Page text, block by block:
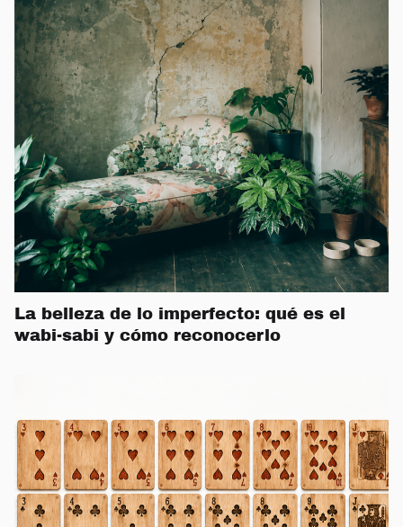
La belleza de lo imperfecto: qué es el
wabi-sabi y cómo reconocerlo